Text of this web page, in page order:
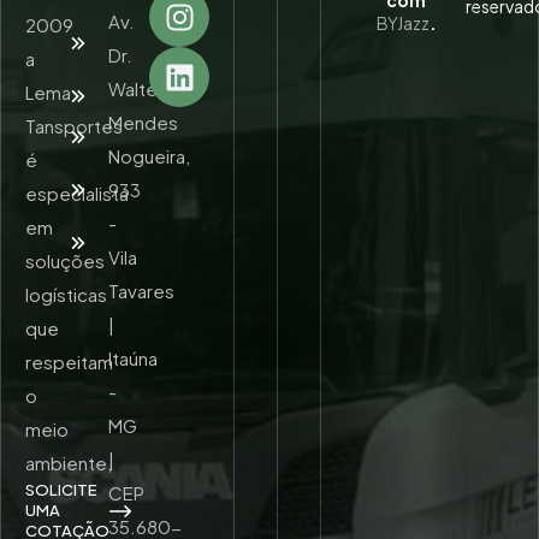
2009
a
Lema
Tansportes
é
especialista
em
soluções
logísticas
que
respeitam
o
meio
ambiente,
SOLICITE
UMA
COTAÇÃO
Quem
Somos
Serviços
Unidades
Conosco
Av.
Dr.
Walter
Mendes
Nogueira,
933
-
Vila
Tavares
|
Itaúna
-
MG
|
CEP
35.680-
BYJazz.